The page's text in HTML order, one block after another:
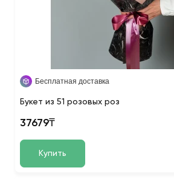
Бесплатная доставка
Букет из 51 розовых роз
37679₸
Купить